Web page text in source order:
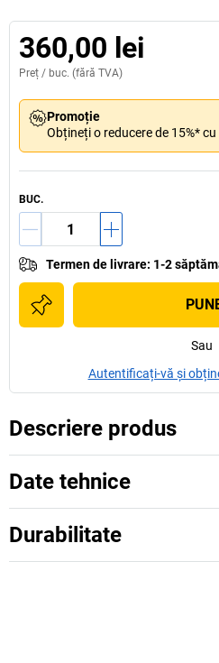
360,00 lei
Preț / buc. (fără TVA)
Promoție
Obțineți o reducere de 15%*
BUC.
Termen de livrare: 1-2
Sau
Autentificați-vă și
Descriere produs
Date tehnice
Durabilitate